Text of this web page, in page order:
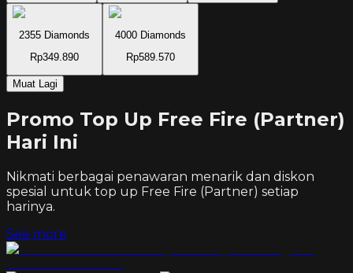
2355 Diamonds
Rp349.890
4000 Diamonds
Rp589.570
Muat Lagi
Promo Top Up Free Fire (Partner)
Hari Ini
Nikmati berbagai penawaran menarik dan diskon
spesial untuk top up Free Fire (Partner) setiap
harinya.
See more